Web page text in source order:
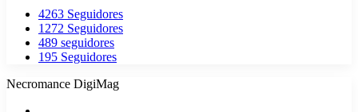
4263 Seguidores
1272 Seguidores
489 seguidores
195 Seguidores
Necromance DigiMag